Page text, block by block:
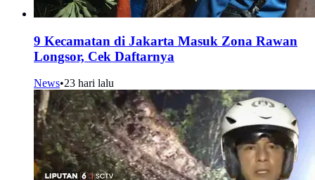
9 Kecamatan di Jakarta Masuk Zona Rawan
Longsor, Cek Daftarnya
News•23 hari lalu